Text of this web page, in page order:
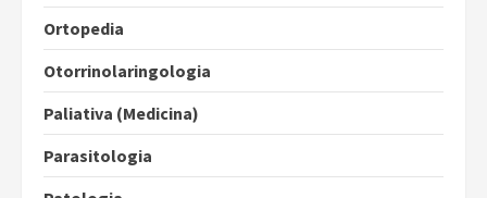
Ortopedia
Otorrinolaringologia
Paliativa (Medicina)
Parasitologia